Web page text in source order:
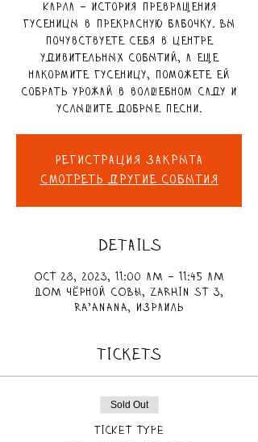
Карла – история превращения
гусеницы в прекрасную бабочку. Вы
почувствуете себя в центре
удивительных событий, а еще
накормите гусеницу, поможете ей
собрать урожай в волшебном саду и
услышите добрые песни.
Регистрация закрыта
Смотреть другие события
DETAILS
Oct 28, 2023, 11:00 AM – 11:45 AM
ДОМ чёрной СОВЫ, Zarhin St 3,
Ra'anana, Израиль
TICKETS
Sold Out
Ticket type